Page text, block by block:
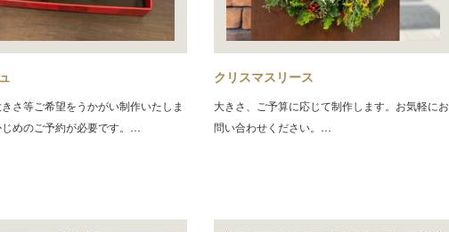
さ等ご希望をうかがい制作いたしま
めのご予約が必要です。…
クリスマスリース
大きさ、ご予算に応じて制作します。お気軽にお
問い合わせください。…